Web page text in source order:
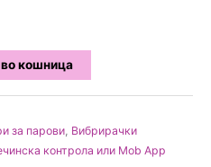
кошница
за парови Вибрирачки
контрола или Mob App